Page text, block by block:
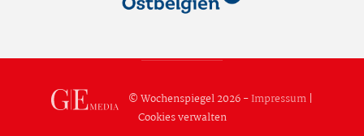
© Wochenspiegel 2026 -Impressum|
Cookies verwalten